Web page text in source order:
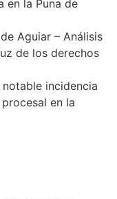
en la Puna de
Aguiar – Análisis
de los derechos
incidencia
en la